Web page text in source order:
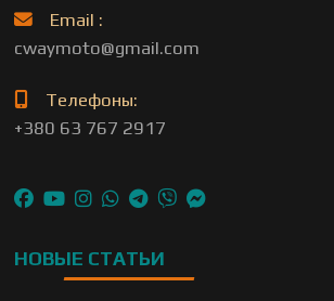
Email :
cwaymoto@gmail.com
Телефоны:
+380 63 767 2917
НОВЫЕ СТАТЬИ